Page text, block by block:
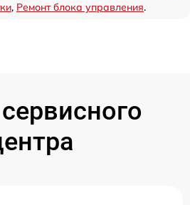
, Ремонт блока управления.